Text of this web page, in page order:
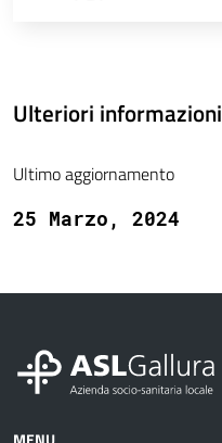
Ulteriori informazioni
Ultimo aggiornamento
25 Marzo, 2024